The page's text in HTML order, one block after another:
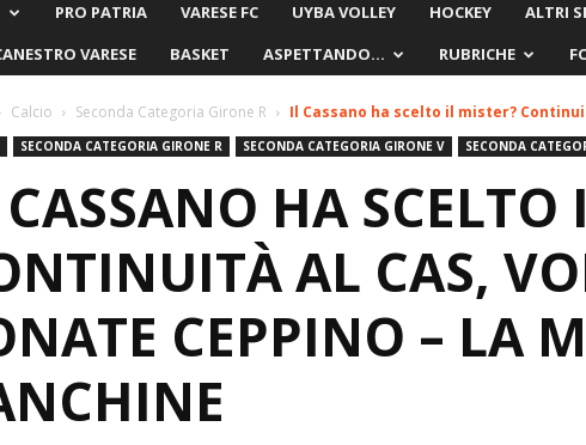
PRO PATRIA VARESE FC UYBA VOLLEY HOCKEY ALTRI
VARESE
BASKET ASPETTANDO… RUBRICHE
Calcio Seconda Categoria Girone R Il Cassano ha scelto il mister?
SECONDA CATEGORIA GIRONE R SECONDA CATEGORIA GIRONE V SECONDA
HA SCELTO
AL CAS,
CEPPINO – LA